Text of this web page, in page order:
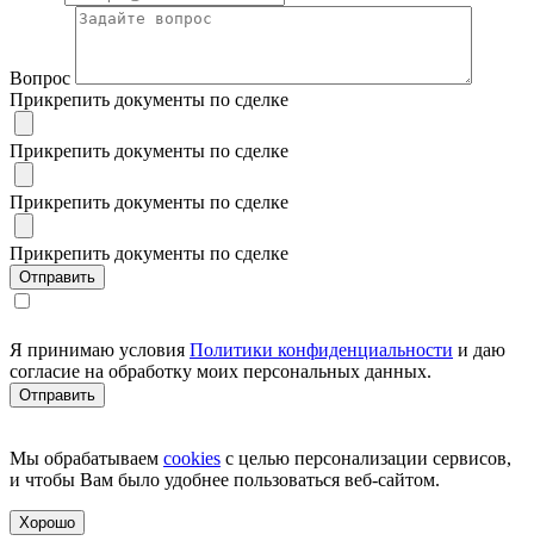
Вопрос
Прикрепить документы по сделке
Прикрепить документы по сделке
Прикрепить документы по сделке
Прикрепить документы по сделке
Я принимаю условия Политики конфиденциальности и даю
согласие на обработку моих персональных данных.
Мы обрабатываем cookies с целью персонализации сервисов,
и чтобы Вам было удобнее пользоваться веб-сайтом.
Хорошо